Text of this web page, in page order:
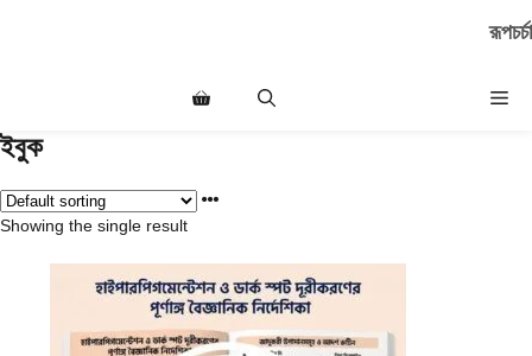
রূপচর্চা
ইবুক
Showing the single result